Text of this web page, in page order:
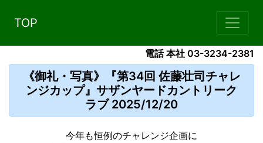
TOP
電話 本社 03-3234-2381
《御礼・写真》『第34回 佐藤壮司チャレ
ンジカップ』サザンヤードカントリーク
ラブ 2025/12/20
今年も恒例のチャレンジ企画に